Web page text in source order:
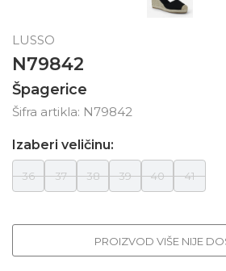
LUSSO
N79842
Špagerice
Šifra artikla: N79842
Izaberi veličinu:
36 37 38 39 40 41
PROIZVOD VIŠE NIJE